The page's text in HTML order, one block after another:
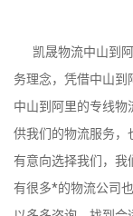
凯晟物流中山到阿
务理念，凭借中山
中山到阿里的专线物
供我们的物流服务，
有意向选择我们，我
有很多*的物流公司